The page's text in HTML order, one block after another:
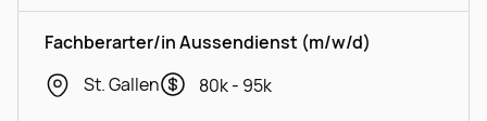
Fachberarter/in Aussendienst (m/w/d)
St. Gallen
80k - 95k